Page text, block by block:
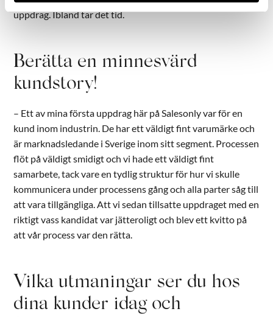
uppdrag. Ibland tar det tid.
Berätta en minnesvärd
kundstory!
– Ett av mina första uppdrag här på Salesonly var för en
kund inom industrin. De har ett väldigt fint varumärke och
är marknadsledande i Sverige inom sitt segment. Processen
flöt på väldigt smidigt och vi hade ett väldigt fint
samarbete, tack vare en tydlig struktur för hur vi skulle
kommunicera under processens gång och alla parter såg till
att vara tillgängliga. Att vi sedan tillsatte uppdraget med en
riktigt vass kandidat var jätteroligt och blev ett kvitto på
att vår process var den rätta.
Vilka utmaningar ser du hos
dina kunder idag och